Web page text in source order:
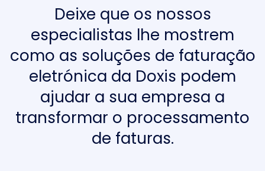
Deixe que os nossos
especialistas lhe mostrem
como as soluções de faturação
eletrónica da Doxis podem
ajudar a sua empresa a
transformar o processamento
de faturas.